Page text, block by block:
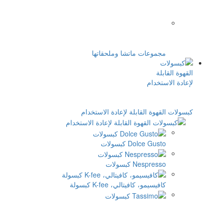
مجموعات ماتشا وملحقاتها
كبسولات القهوة القابلة لإعادة الاستخدام
Dolce Gusto كبسولات
Nespresso كبسولات
كافيسيمو، كافيتالي، K-fee كبسولة